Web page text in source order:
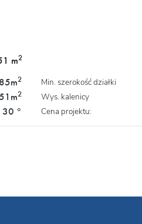
m2
m2
m2
30 °
Min. szerokość działki
Wys. kalenicy
Cena projektu: